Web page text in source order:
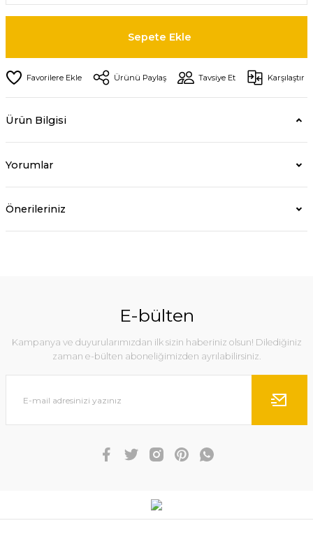
Sepete Ekle
Ürünü Paylaş Tavsiye Et Karşılaştır
Ürün Bilgisi
Yorumlar
Önerileriniz
E-bülten
Kampanya ve duyurularımızdan ilk sizin haberiniz olsun! Dilediğiniz
zaman e-bülten aboneliğimizden ayrılabilirsiniz.